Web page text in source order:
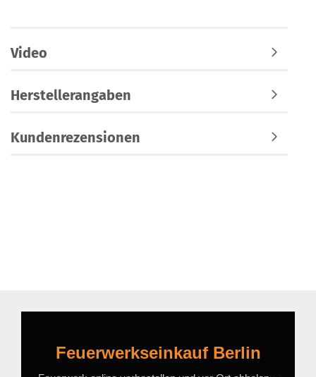
Video
Herstellerangaben
Kundenrezensionen
Feuerwerkseinkauf Berlin